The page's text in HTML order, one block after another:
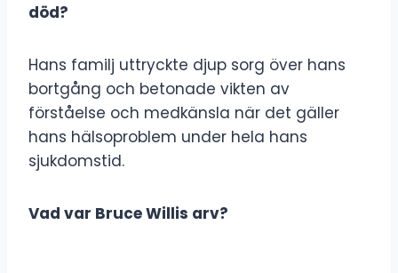
död?
Hans familj uttryckte djup sorg över hans
bortgång och betonade vikten av
förståelse och medkänsla när det gäller
hans hälsoproblem under hela hans
sjukdomstid.
Vad var Bruce Willis arv?